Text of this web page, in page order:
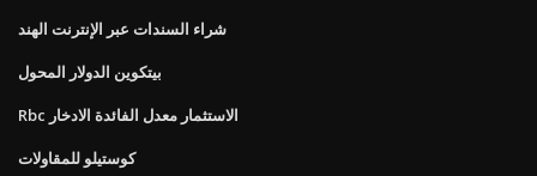
شراء السندات عبر الإنترنت الهند
بيتكوين الدولار المحول
Rbc الاستثمار معدل الفائدة الادخار
كوستيلو للمقاولات